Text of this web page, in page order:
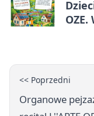
<< Poprzedni
Organowe